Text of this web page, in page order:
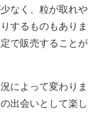
なく、粒が取れや
するものもありま
で販売することが
によって変わりま
出会いとして楽し